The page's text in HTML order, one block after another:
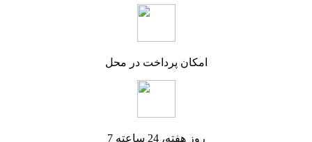
امکان پرداخت در محل
7 روز هفته، 24 ساعته